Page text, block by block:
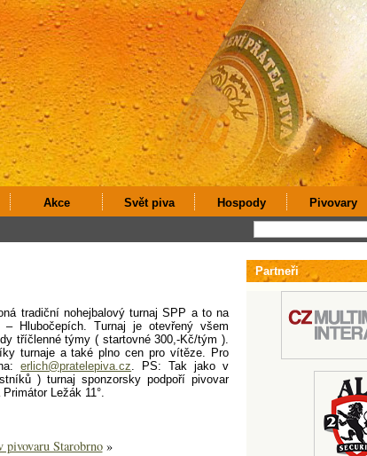
Akce Svět piva Hospody Pivovary
tradiční nohejbalový turnaj SPP a to na
Hlubočepích. Turnaj je otevřený všem
tříčlenné týmy ( startovné 300,-Kč/tým ).
turnaje a také plno cen pro vítěze. Pro
erlich@pratelepiva.cz . PS: Tak jako v
) turnaj sponzorsky podpoří pivovar
Ležák 11°.
pivovaru Starobrno»
Partneři